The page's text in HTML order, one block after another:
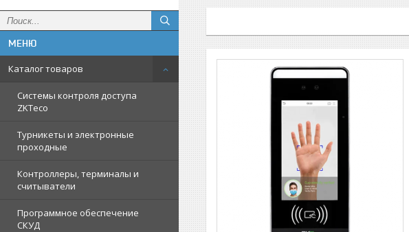
Каталог товаров
Cистемы контроля доступа
ZKTeco
Турникеты и электронные
проходные
Контроллеры, терминалы и
считыватели
Программное обеспечение
СКУД